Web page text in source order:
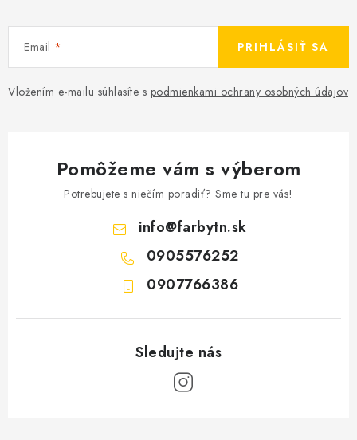
Email
Vložením e-mailu súhlasíte s podmienkami ochrany osobných údajov
PRIHLÁSIŤ SA
Pomôžeme vám s výberom
Potrebujete s niečím poradiť? Sme tu pre vás!
info@farbytn.sk
0905576252
0907766386